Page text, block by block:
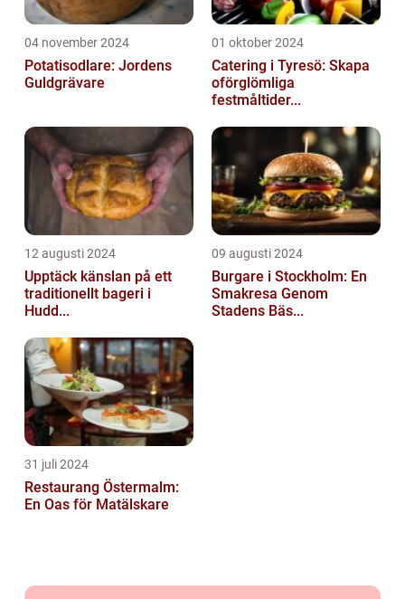
04 november 2024
Potatisodlare: Jordens
Guldgrävare
01 oktober 2024
Catering i Tyresö: Skapa
oförglömliga
festmåltider...
12 augusti 2024
Upptäck känslan på ett
traditionellt bageri i
Hudd...
09 augusti 2024
Burgare i Stockholm: En
Smakresa Genom
Stadens Bäs...
31 juli 2024
Restaurang Östermalm:
En Oas för Matälskare